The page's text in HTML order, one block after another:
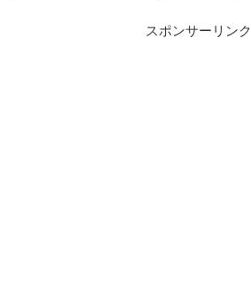
スポンサーリンク